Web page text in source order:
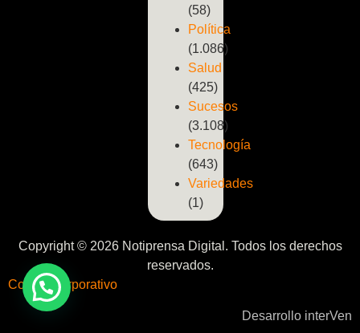
(58)
Política
(1.086)
Salud
(425)
Sucesos
(3.108)
Tecnología
(643)
Variedades
(1)
Copyright © 2026 Notiprensa Digital. Todos los derechos
reservados.
Correo Corporativo
Desarrollo interVen